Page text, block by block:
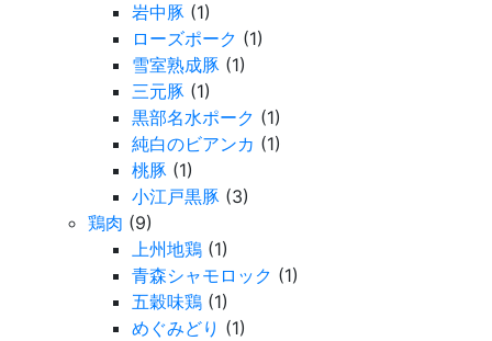
岩中豚 (1)
ローズポーク (1)
雪室熟成豚 (1)
三元豚 (1)
黒部名水ポーク (1)
純白のビアンカ (1)
桃豚 (1)
小江戸黒豚 (3)
鶏肉 (9)
上州地鶏 (1)
青森シャモロック (1)
五穀味鶏 (1)
めぐみどり (1)